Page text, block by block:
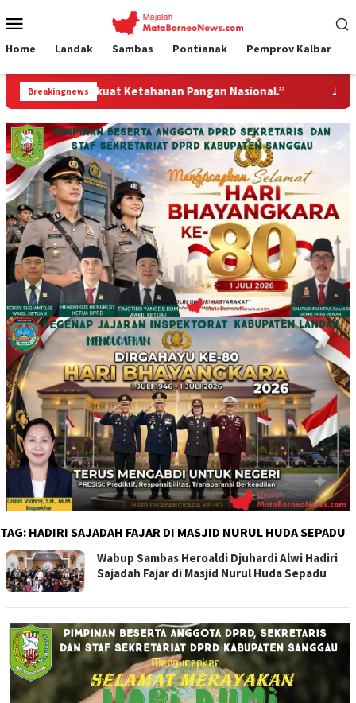
ke
Mobile
Home Landak Sambas Pontianak Pemprov Kalbar
BreakingnewsPangan Nasional.” Jembatan Gantung
TAG: HADIRI SAJADAH FAJAR DI MASJID NURUL HUDA SEPADU
Wabup Sambas Heroaldi Djuhardi Alwi Hadiri
Sajadah Fajar di Masjid Nurul Huda Sepadu